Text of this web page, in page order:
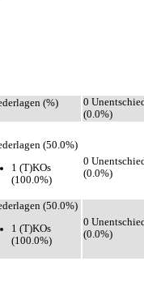
(%)
0
(0.0%)
(50.0%)
1 (T)KOs
(100.0%)
0
(0.0%)
(50.0%)
1 (T)KOs
(100.0%)
0
(0.0%)